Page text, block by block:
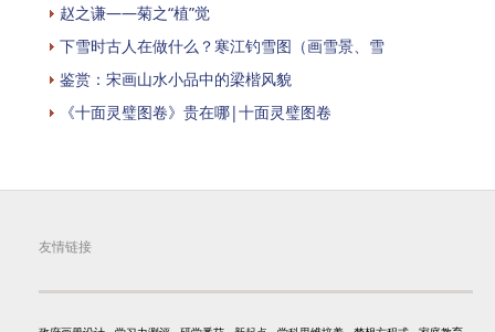
赵之谦——菊之“植”觉
下雪时古人在做什么？寒江钓雪图（画雪景、雪
鉴赏：宋画山水小品中的梁楷风貌
《十面灵璧图卷》贵在哪|十面灵璧图卷
友情链接